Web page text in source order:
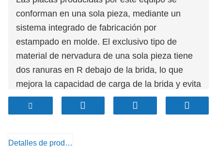
conforman en una sola pieza, mediante un
sistema integrado de fabricación por
estampado en molde. El exclusivo tipo de
material de nervadura de una sola pieza tiene
dos ranuras en R debajo de la brida, lo que
mejora la capacidad de carga de la brida y evita
correctamente que la bandeja portacables sea
inestable. De esta manera, se pueden utilizar
de carga, lo que contribuye a la conservación
Detalles de producto